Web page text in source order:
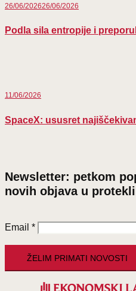
26/06/202626/06/2026
Podla sila entropije i
11/06/2026
SpaceX: ususret
Newsletter: petkom
novih objava u
Email *